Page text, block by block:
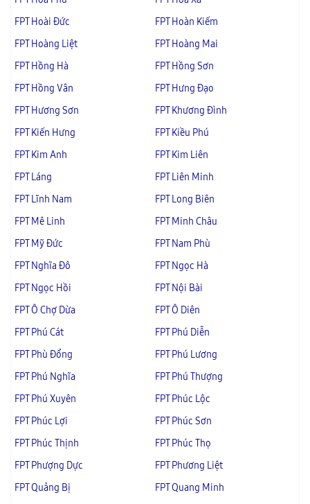
FPT Hoài Đức
FPT Hoàn Kiếm
FPT Hoàng Liệt
FPT Hoàng Mai
FPT Hồng Hà
FPT Hồng Sơn
FPT Hồng Vân
FPT Hưng Đạo
FPT Hương Sơn
FPT Khương Đình
FPT Kiến Hưng
FPT Kiều Phú
FPT Kim Anh
FPT Kim Liên
FPT Láng
FPT Liên Minh
FPT Lĩnh Nam
FPT Long Biên
FPT Mê Linh
FPT Minh Châu
FPT Mỹ Đức
FPT Nam Phù
FPT Nghĩa Đô
FPT Ngọc Hà
FPT Ngọc Hồi
FPT Nội Bài
FPT Ô Chợ Dừa
FPT Ô Diên
FPT Phú Cát
FPT Phú Diễn
FPT Phù Đổng
FPT Phú Lương
FPT Phú Nghĩa
FPT Phú Thượng
FPT Phú Xuyên
FPT Phúc Lộc
FPT Phúc Lợi
FPT Phúc Sơn
FPT Phúc Thịnh
FPT Phúc Thọ
FPT Phượng Dực
FPT Phương Liệt
FPT Quảng Bị
FPT Quang Minh